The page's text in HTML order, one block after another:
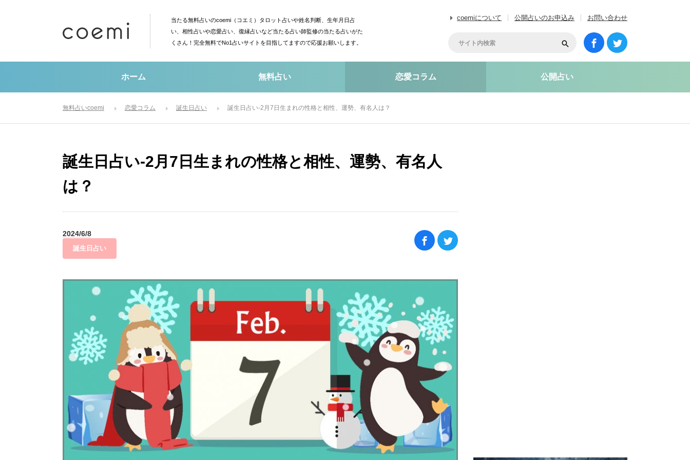
当たる無料占いのcoemi（コエミ）タロット占いや姓名判断、生年月日占
い、相性占いや恋愛占い、復縁占いなど当たる占い師監修の当たる占いがた
くさん！完全無料でNo1占いサイトを目指してますので応援お願いします。
coemiについて 公開占いのお申込み お問い合わせ
ホーム 無料占い 恋愛コラム 公開占い
無料占いcoemi 恋愛コラム 誕生日占い 誕生日占い-2月7日生まれの性格と相性、運勢、有名人は？
誕生日占い-2月7日生まれの性格と相性、運勢、有名人
は？
2024/6/8
誕生日占い